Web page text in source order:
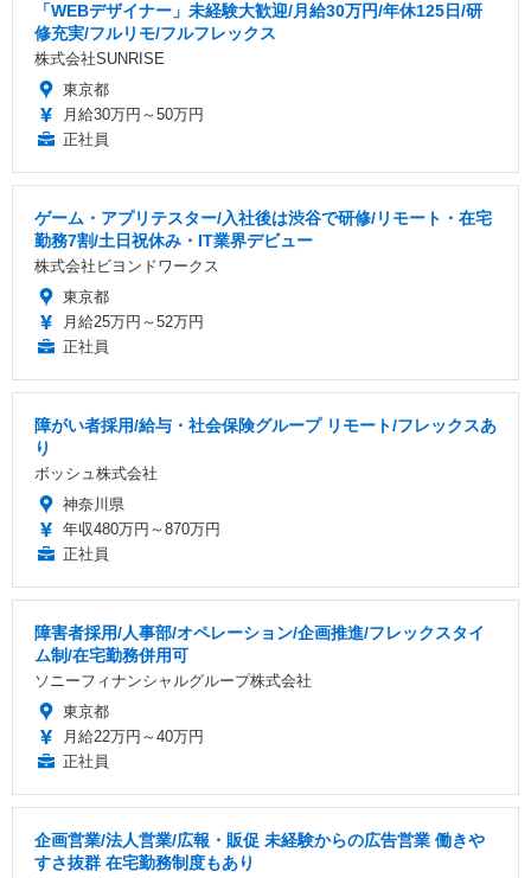
「WEBデザイナー」未経験大歓迎/月給30万円/年休125日/研
修充実/フルリモ/フルフレックス
株式会社SUNRISE
東京都
月給30万円～50万円
正社員
ゲーム・アプリテスター/入社後は渋谷で研修/リモート・在宅
勤務7割/土日祝休み・IT業界デビュー
株式会社ビヨンドワークス
東京都
月給25万円～52万円
正社員
障がい者採用/給与・社会保険グループ リモート/フレックスあ
り
ボッシュ株式会社
神奈川県
年収480万円～870万円
正社員
障害者採用/人事部/オペレーション/企画推進/フレックスタイ
ム制/在宅勤務併用可
ソニーフィナンシャルグループ株式会社
東京都
月給22万円～40万円
正社員
企画営業/法人営業/広報・販促 未経験からの広告営業 働きや
すさ抜群 在宅勤務制度もあり